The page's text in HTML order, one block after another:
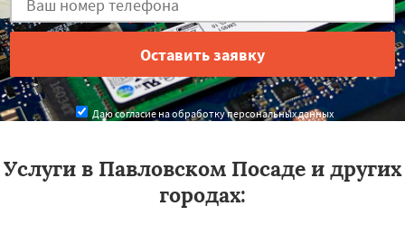
Даю согласие на обработку персональных данных
Услуги в Павловском Посаде и других
городах: